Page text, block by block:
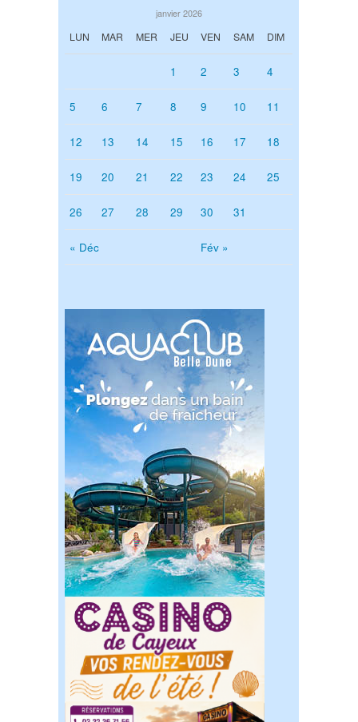
janvier 2026
LUN MAR MER JEU VEN SAM DIM
« Déc Fév »
1 2 3 4
5 6 7 8 9 10 11
12 13 14 15 16 17 18
19 20 21 22 23 24 25
26 27 28 29 30 31